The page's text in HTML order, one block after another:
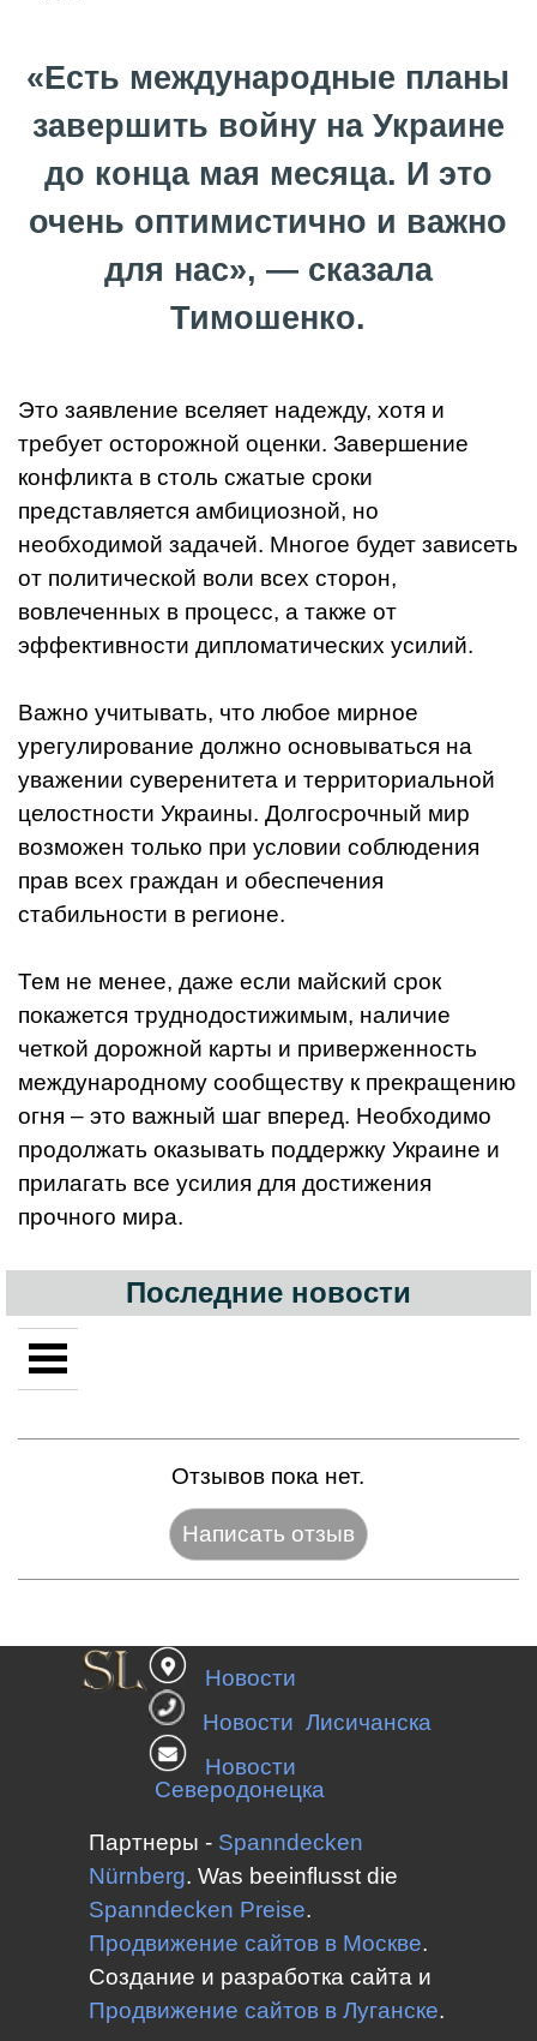
«Есть международные планы
завершить войну на Украине
до конца мая месяца. И это
очень оптимистично и важно
для нас», — сказала
Тимошенко.
Это заявление вселяет надежду, хотя и
требует осторожной оценки. Завершение
конфликта в столь сжатые сроки
представляется амбициозной, но
необходимой задачей. Многое будет зависеть
от политической воли всех сторон,
вовлеченных в процесс, а также от
эффективности дипломатических усилий.
Важно учитывать, что любое мирное
урегулирование должно основываться на
уважении суверенитета и территориальной
целостности Украины. Долгосрочный мир
возможен только при условии соблюдения
прав всех граждан и обеспечения
стабильности в регионе.
Тем не менее, даже если майский срок
покажется труднодостижимым, наличие
четкой дорожной карты и приверженность
международному сообществу к прекращению
огня – это важный шаг вперед. Необходимо
продолжать оказывать поддержку Украине и
прилагать все усилия для достижения
прочного мира.
Последние новости
Отзывов пока нет.
Оценка:*
Сообщение:*
Новости
Новости Лисичанска
Новости
Северодонецка
Партнеры - Spanndecken
Nürnberg. Was beeinflusst die
Spanndecken Preise.
Продвижение сайтов в Москве.
Создание и разработка сайта и
Продвижение сайтов в Луганске.